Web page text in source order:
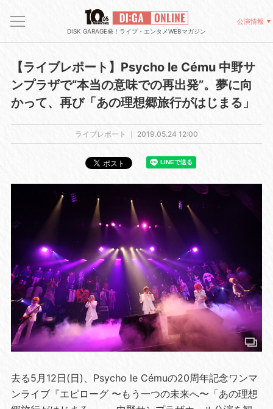
DISK GARAGE発！ライブ・エンタメWEBマガジン
公演情報
【ライブレポート】Psycho le Cému 中野サ
ンプラザで“本当の意味での再出発”。夢に向
かって、再び「あの理想郷旅行がはじまる」
ライブレポート ｜ 2019.05.24 12:00
去る5月12日(日)、Psycho le Cémuの20周年記念ワンマ
ンライブ『エピローグ 〜もう一つの未来へ〜「あの理想